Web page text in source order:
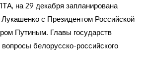
на 29 декабря запланирована
с Президентом Российской
Путиным. Главы государств
белорусско-российского